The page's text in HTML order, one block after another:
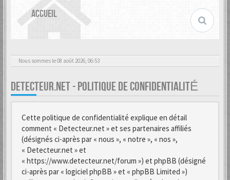
ACCUEIL
Nous sommes le 08 août 2026, 06:53
DETECTEUR.NET - POLITIQUE DE CONFIDENTIALITÉ
Cette politique de confidentialité explique en détail
comment « Detecteur.net » et ses partenaires affiliés
(désignés ci-après par « nous », « notre », « nos »,
« Detecteur.net » et
« https://www.detecteur.net/forum ») et phpBB (désigné
ci-après par « logiciel phpBB » et « phpBB Limited »)